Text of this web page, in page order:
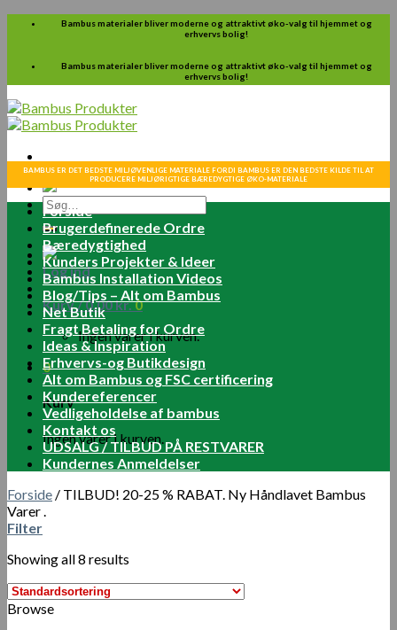
Skip
Bambus materialer bliver moderne og attraktivt øko-valg til hjemmet og
erhvervs bolig!
Bambus materialer bliver moderne og attraktivt øko-valg til hjemmet og
erhvervs bolig!
Søg
efter:
Log ind
Kurv /0.00kr.0
Ingen varer i kurven.
0
Kurv
Ingen varer i kurven.
BAMBUS ER DET BEDSTE MILJØVENLIGE MATERIALE FORDI BAMBUS ER DEN BEDSTE KILDE TIL AT
PRODUCERE MILJØRIGTIGE BÆREDYGTIGE ØKO-MATERIALE
Forside
Brugerdefinerede Ordre
Bæredygtighed
Kunders Projekter & Ideer
Bambus Installation Videos
Blog/Tips – Alt om Bambus
Net Butik
Fragt Betaling for Ordre
Ideas & Inspiration
Erhvervs-og Butikdesign
Alt om Bambus og FSC certificering
Kundereferencer
Vedligeholdelse af bambus
Kontakt os
UDSALG / TILBUD PÅ RESTVARER
Kundernes Anmeldelser
Forside / TILBUD! 20-25 % RABAT. Ny Håndlavet Bambus
Varer .
Filter
Showing all 8 results
Browse